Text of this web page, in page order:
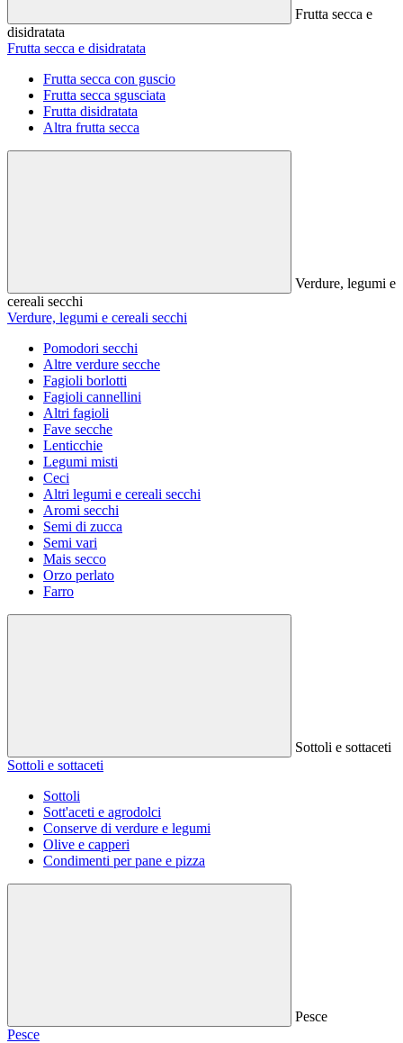
Frutta secca e
disidratata
Frutta secca e disidratata
Frutta secca con guscio
Frutta secca sgusciata
Frutta disidratata
Altra frutta secca
Verdure, legumi e
cereali secchi
Verdure, legumi e cereali secchi
Pomodori secchi
Altre verdure secche
Fagioli borlotti
Fagioli cannellini
Altri fagioli
Fave secche
Lenticchie
Legumi misti
Ceci
Altri legumi e cereali secchi
Aromi secchi
Semi di zucca
Semi vari
Mais secco
Orzo perlato
Farro
Sottoli e sottaceti
Sottoli e sottaceti
Sottoli
Sott'aceti e agrodolci
Conserve di verdure e legumi
Olive e capperi
Condimenti per pane e pizza
Pesce
Pesce